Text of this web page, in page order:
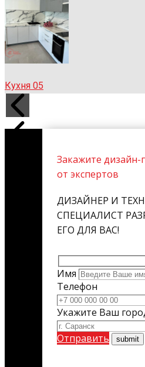
Кухня 05
Закажите дизайн-
от экспертов
ДИЗАЙНЕР И
СПЕЦИАЛИСТ
ЕГО ДЛЯ ВАС!
Имя
Телефон
Укажите Ваш
Отправить